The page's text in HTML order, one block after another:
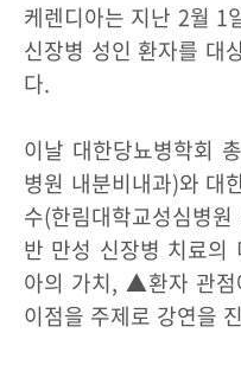
케렌디아는 지난 2월 1
신장병 성인 환자를 대
다.
이날 대한당뇨병학회
병원 내분비내과)와 대
수(한림대학교성심병
반 만성 신장병 치료의
아의 가치, ▲환자 관점
이점을 주제로 강연을